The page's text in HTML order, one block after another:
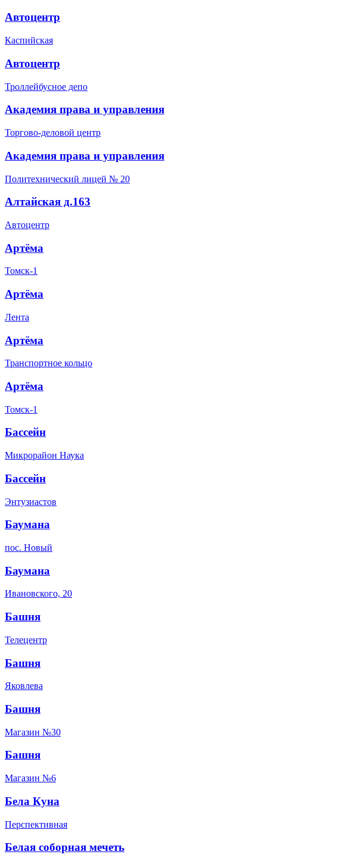
Автоцентр
Каспийская
Автоцентр
Троллейбусное депо
Академия права и управления
Торгово-деловой центр
Академия права и управления
Политехнический лицей № 20
Алтайская д.163
Автоцентр
Артёма
Томск-1
Артёма
Лента
Артёма
Транспортное кольцо
Артёма
Томск-1
Бассейн
Микрорайон Наука
Бассейн
Энтузиастов
Баумана
пос. Новый
Баумана
Ивановского, 20
Башня
Телецентр
Башня
Яковлева
Башня
Магазин №30
Башня
Магазин №6
Бела Куна
Перспективная
Белая соборная мечеть